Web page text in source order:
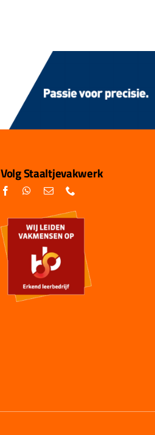
Volg Staaltjevakwerk